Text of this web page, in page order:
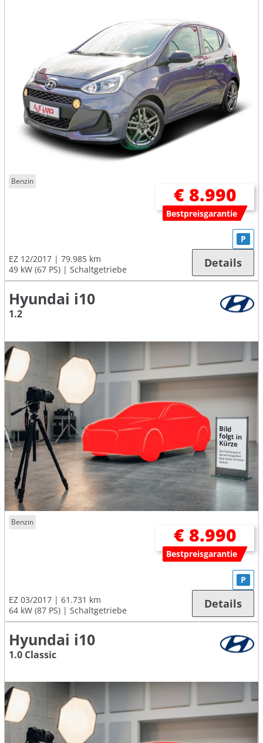
Benzin
€ 8.990
Bestpreisgarantie
EZ 12/2017
79.985 km
49 kW (67 PS)
Schaltgetriebe
P
Details
Hyundai i10
1.2
Benzin
€ 8.990
Bestpreisgarantie
EZ 03/2017
61.731 km
64 kW (87 PS)
Schaltgetriebe
P
Details
Hyundai i10
1.0 Classic